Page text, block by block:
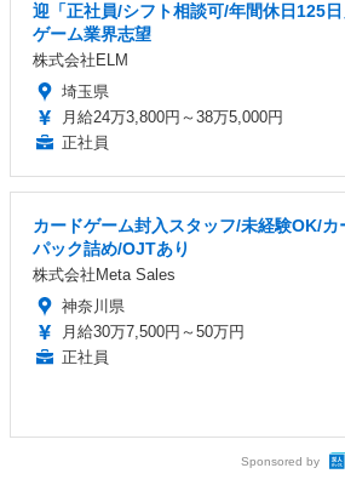
迎「正社員/シフト相談可/年間休日125日
ゲーム業界志望
株式会社ELM
埼玉県
月給24万3,800円～38万5,000円
正社員
カードゲーム封入スタッフ/未経験OK/カ
パック詰め/OJTあり
株式会社Meta Sales
神奈川県
月給30万7,500円～50万円
正社員
Sponsored by